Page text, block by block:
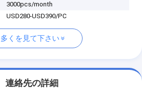
3000pcs/month
USD280-USD390/PC
多くを見て下さい
連絡先の詳細